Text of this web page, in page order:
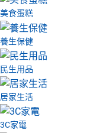
美食蛋糕
養生保健
民生用品
居家生活
3C家電